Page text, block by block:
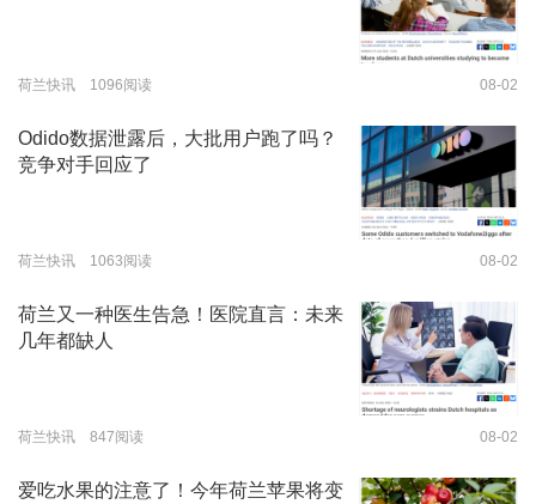
荷兰快讯 1096阅读 08-02
Odido数据泄露后，大批用户跑了吗？
竞争对手回应了
荷兰快讯 1063阅读 08-02
荷兰又一种医生告急！医院直言：未来
几年都缺人
荷兰快讯 847阅读 08-02
爱吃水果的注意了！今年荷兰苹果将变